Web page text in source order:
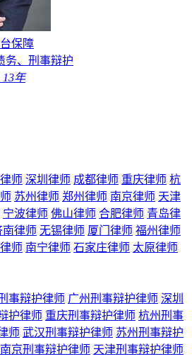
保障
务、刑事辩护
13年
师 深圳律师 成都律师 重庆律师 杭
苏州律师 郑州律师 南京律师 天津
宁波律师 佛山律师 合肥律师 青岛律
南律师 无锡律师 厦门律师 福州律师
师 南宁律师 石家庄律师 太原律师
事辩护律师 广州刑事辩护律师 深圳
护律师 重庆刑事辩护律师 杭州刑事
师 武汉刑事辩护律师 苏州刑事辩护
南京刑事辩护律师 天津刑事辩护律师